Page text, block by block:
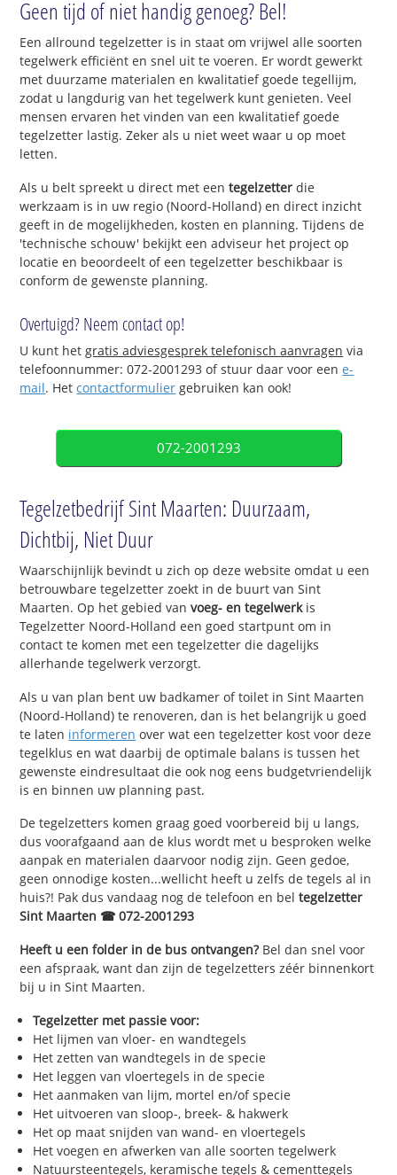
Geen tijd of niet handig genoeg? Bel!
Een allround tegelzetter is in staat om vrijwel alle soorten
tegelwerk efficiënt en snel uit te voeren. Er wordt gewerkt
met duurzame materialen en kwalitatief goede tegellijm,
zodat u langdurig van het tegelwerk kunt genieten. Veel
mensen ervaren het vinden van een kwalitatief goede
tegelzetter lastig. Zeker als u niet weet waar u op moet
letten.
Als u belt spreekt u direct met eentegelzetter die
werkzaam is in uw regio (Noord-Holland) en direct inzicht
geeft in de mogelijkheden, kosten en planning. Tijdens de
'technische schouw' bekijkt een adviseur het project op
locatie en beoordeelt of een tegelzetter beschikbaar is
conform de gewenste planning.
Overtuigd? Neem contact op!
U kunt hetgratis adviesgesprek telefonisch aanvragen via
telefoonnummer: 072-2001293 of stuur daar voor eene-
mail. Hetcontactformulier gebruiken kan ook!
072-2001293
Tegelzetbedrijf Sint Maarten: Duurzaam,
Dichtbij, Niet Duur
Waarschijnlijk bevindt u zich op deze website omdat u een
betrouwbare tegelzetter zoekt in de buurt van Sint
Maarten. Op het gebied van voeg- en tegelwerkis
Tegelzetter Noord-Holland een goed startpunt om in
contact te komen met een tegelzetter die dagelijks
allerhande tegelwerk verzorgt.
Als u van plan bent uw badkamer of toilet in Sint Maarten
(Noord-Holland) te renoveren, dan is het belangrijk u goed
te laten informeren over wat een tegelzetter kost voor deze
tegelklus en wat daarbij de optimale balans is tussen het
gewenste eindresultaat die ook nog eens budgetvriendelijk
is en binnen uw planning past.
De tegelzetters komen graag goed voorbereid bij u langs,
dus voorafgaand aan de klus wordt met u besproken welke
aanpak en materialen daarvoor nodig zijn. Geen gedoe,
geen onnodige kosten...wellicht heeft u zelfs de tegels al in
huis?! Pak dus vandaag nog de telefoon en beltegelzetter
Sint Maarten ☎ 072-2001293
Heeft u een folder in de bus ontvangen?Bel dan snel voor
een afspraak, want dan zijn de tegelzetters zéér binnenkort
bij u in Sint Maarten.
Tegelzetter met passie voor:
Het lijmen van vloer- en wandtegels
Het zetten van wandtegels in de specie
Het leggen van vloertegels in de specie
Het aanmaken van lijm, mortel en/of specie
Het uitvoeren van sloop-, breek- & hakwerk
Het op maat snijden van wand- en vloertegels
Het voegen en afwerken van alle soorten tegelwerk
Natuursteentegels, keramische tegels & cementtegels